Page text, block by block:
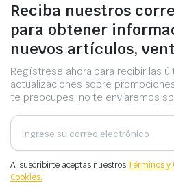
Reciba nuestros
para obtener
nuevos artículos,
Regístrese ahora para recibir las
actualizaciones sobre
te preocupes, no te enviaremos
Al suscribirte aceptas nuestrosTérminos y
Cookies.